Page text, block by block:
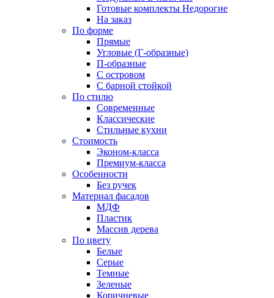
Готовые комплекты Недорогие
На заказ
По форме
Прямые
Угловые (Г-образные)
П-образные
С островом
С барной стойкой
По стилю
Современные
Классические
Стильные кухни
Стоимость
Эконом-класса
Премиум-класса
Особенности
Без ручек
Материал фасадов
МДФ
Пластик
Массив дерева
По цвету
Белые
Серые
Темные
Зеленые
Коричневые